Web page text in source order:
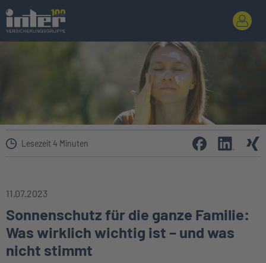
Lesezeit 4 Minuten
11.07.2023
Sonnenschutz für die ganze Familie:
Was wirklich wichtig ist – und was
nicht stimmt